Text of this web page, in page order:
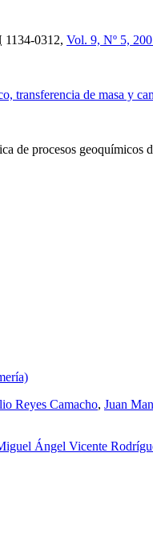
1134-0312, Vol. 9, Nº 5,
de masa y
de procesos geoquímicos
Reyes Camacho, Juan
Ángel Vicente